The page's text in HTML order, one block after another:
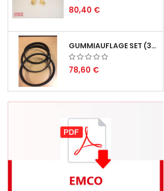
80,40 €
GUMMIAUFLAGE SET (3STÜCK) FÜR EMCO SWING UND BS 3 - LIEFERVERZÖGERUNG AUGUST 2026
78,60 €